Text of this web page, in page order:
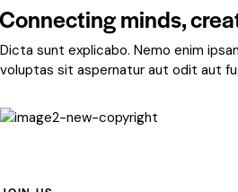
Connecting minds,
Dicta sunt explicabo. Nemo enim
voluptas sit aspernatur aut odit aut